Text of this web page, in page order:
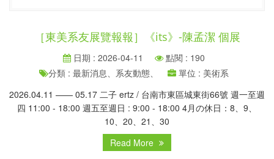
［東美系友展覽報報］《its》-陳孟潔 個展
日期 : 2026-04-11
點閱 : 190
分類 : 最新消息、系友動態、
單位 : 美術系
2026.04.11 —— 05.17 二子 ertz / 台南市東區城東街66號 週一至週
四 11:00 - 18:00 週五至週日 : 9:00 - 18:00 4月の休日：8、9、
10、20、21、30
Read More